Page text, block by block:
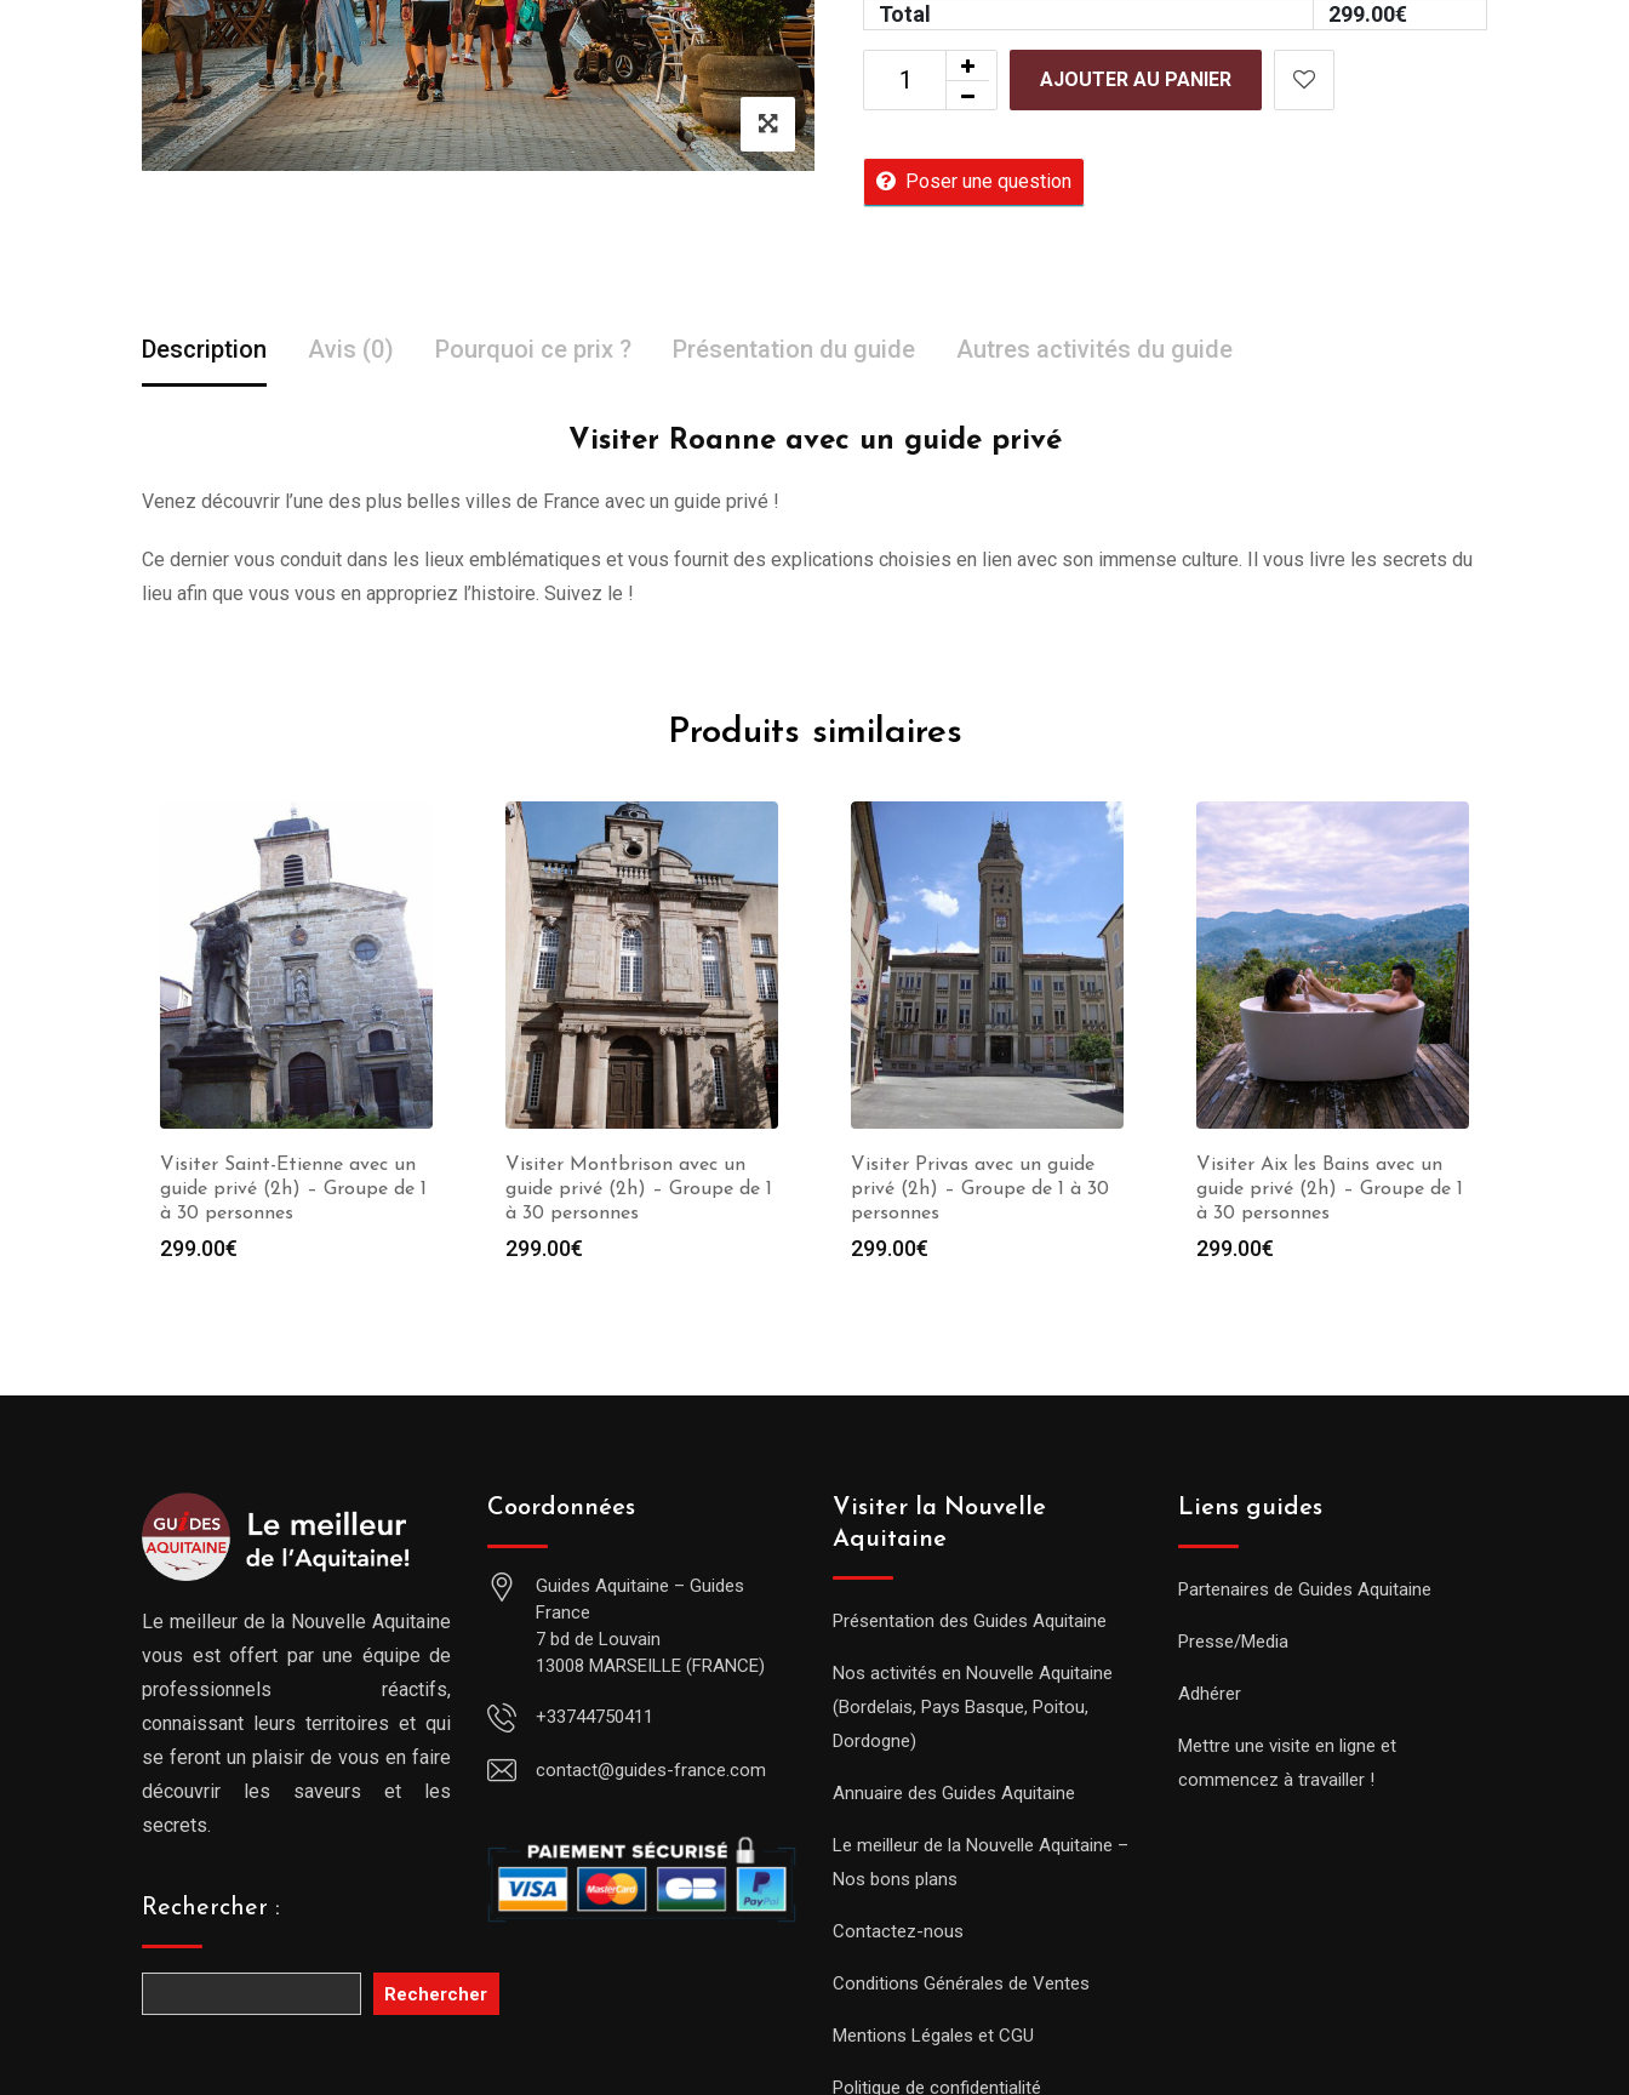
Total
299.00€
AJOUTER AU PANIER
Poser une question
Description Avis (0) Pourquoi ce prix ? Présentation du guide Autres activités du guide
Visiter Roanne avec un guide privé
Venez découvrir l’une des plus belles villes de France avec un guide privé !
Ce dernier vous conduit dans les lieux emblématiques et vous fournit des explications choisies en lien avec son immense culture. Il vous livre les secrets du
lieu afin que vous vous en appropriez l’histoire. Suivez le !
Produits similaires
Visiter Saint-Etienne avec un
guide privé (2h) – Groupe de 1
à 30 personnes
299.00€
Visiter Montbrison avec un
guide privé (2h) – Groupe de 1
à 30 personnes
299.00€
Visiter Privas avec un guide
privé (2h) – Groupe de 1 à 30
personnes
299.00€
Visiter Aix les Bains avec un
guide privé (2h) – Groupe de 1
à 30 personnes
299.00€
Le meilleur de la Nouvelle Aquitaine
vous est offert par une équipe de
professionnels réactifs,
connaissant leurs territoires et qui
se feront un plaisir de vous en faire
découvrir les saveurs et les
secrets.
Rechercher :
Rechercher
Coordonnées
Guides Aquitaine – Guides
France
7 bd de Louvain
13008 MARSEILLE (FRANCE)
+33744750411
contact@guides-france.com
Visiter la Nouvelle
Aquitaine
Présentation des Guides Aquitaine
Nos activités en Nouvelle Aquitaine
(Bordelais, Pays Basque, Poitou,
Dordogne)
Annuaire des Guides Aquitaine
Le meilleur de la Nouvelle Aquitaine –
Nos bons plans
Contactez-nous
Conditions Générales de Ventes
Mentions Légales et CGU
Politique de confidentialité
Liens guides
Partenaires de Guides Aquitaine
Presse/Media
Adhérer
Mettre une visite en ligne et
commencez à travailler !